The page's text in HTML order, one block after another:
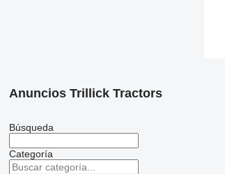
Anuncios Trillick Tractors
Búsqueda
Categoría